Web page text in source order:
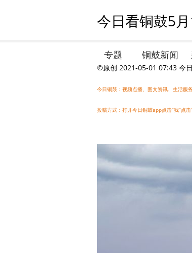
今日看铜鼓5
专题 铜鼓新闻
©原创 2021-05-01 07:43 今
今日铜鼓：视频点播、图文资讯、生活服
投稿方式：打开今日铜鼓app点击“我”点击